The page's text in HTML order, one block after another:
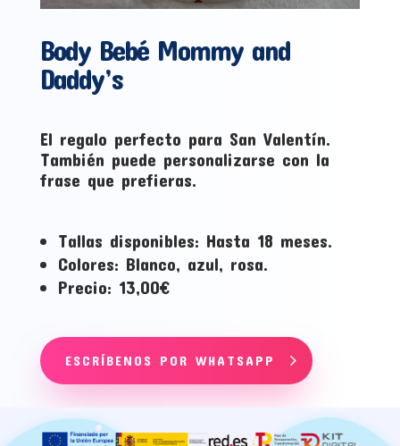
Body Bebé Mommy and
Daddy’s
El regalo perfecto para San Valentín.
También puede personalizarse con la
frase que prefieras.
Tallas disponibles: Hasta 18 meses.
Colores: Blanco, azul, rosa.
Precio: 13,00€
ESCRÍBENOS POR WHATSAPP